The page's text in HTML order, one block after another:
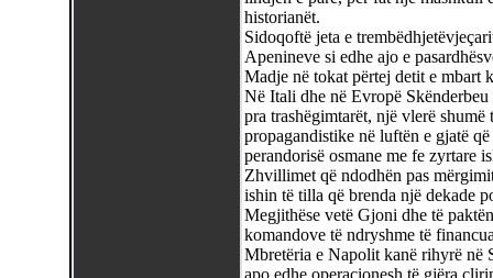
historianët.
Sidoqoftë jeta e
Apenineve si edhe ajo e
Madje në tokat përtej detit e mbart
Në Itali dhe në Evropë
pra trashëgimtarët, një vlerë shumë
propagandistike në luftën e gjatë
perandorisë osmane me fe zyrtare
Zhvillimet që ndodhën pas
ishin të tilla që brenda një dekade
Megjithëse vetë Gjoni dhe të
komandove të ndryshme të
Mbretëria e Napolit kanë rihyrë në
apo edhe operacionesh të gjëra